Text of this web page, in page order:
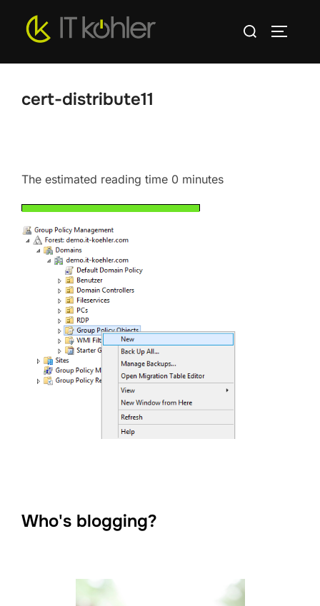
Inhalt
Suchen
cert-distribute11
The estimated reading time 0 minutes
Who's blogging?